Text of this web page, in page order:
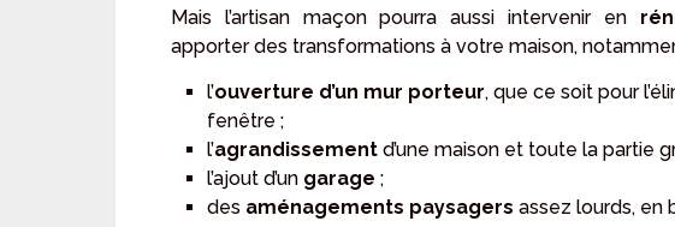
Mais l’artisan maçon pourra aussi intervenir en
apporter des transformations à votre maison,
l’ouverture d’un mur porteur, que ce soit pour
fenêtre ;
l’agrandissement d’une maison et toute la partie
l’ajout d’un garage;
des aménagements paysagers assez lourds, en